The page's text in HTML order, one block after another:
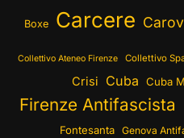
Boxe Carcere
Collettivo Ateneo Firenze Collettivo
Crisi Cuba Cuba
Firenze Antifascista
Fontesanta Genova